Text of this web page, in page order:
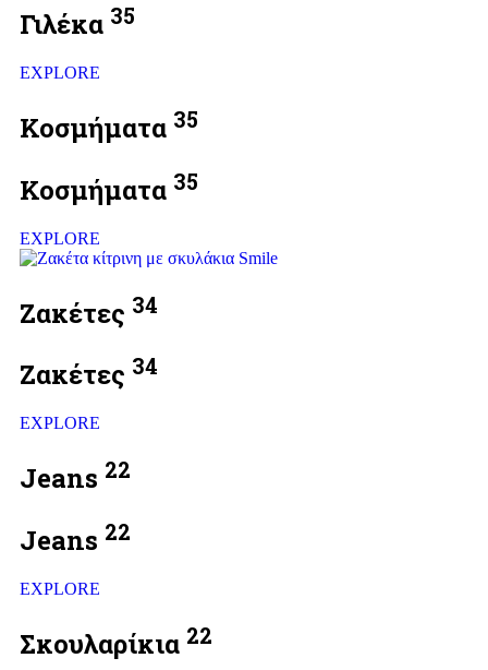
Γιλέκα 35
EXPLORE
Κοσμήματα 35
Κοσμήματα 35
EXPLORE
Ζακέτες 34
Ζακέτες 34
EXPLORE
Jeans 22
Jeans 22
EXPLORE
Σκουλαρίκια 22